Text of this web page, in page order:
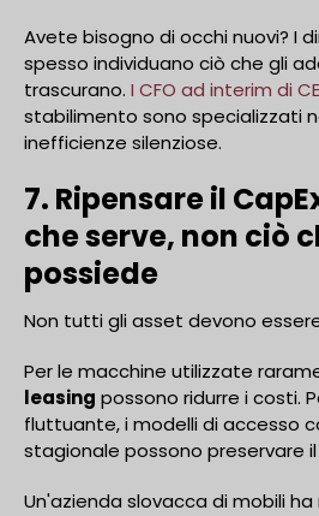
Avete bisogno di occhi nuovi? I
spesso individuano ciò che gli
trascurano. I CFO ad interim di
stabilimento sono specializzati
inefficienze silenziose.
7. Ripensare il
che serve, non ciò
possiede
Non tutti gli asset devono
Per le macchine utilizzate
leasing possono ridurre i costi.
fluttuante, i modelli di accesso
stagionale possono preservare
Un'azienda slovacca di mobili